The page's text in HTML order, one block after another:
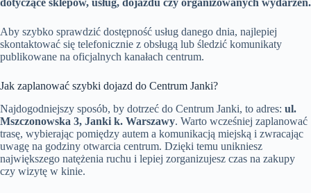
Aby szybko sprawdzić dostępność usług danego dnia, najlepiej
skontaktować się telefonicznie z obsługą lub śledzić komunikaty
publikowane na oficjalnych kanałach centrum.
Jak zaplanować szybki dojazd do Centrum Janki?
Najdogodniejszy sposób, by dotrzeć do Centrum Janki, to adres: ul.
Mszczonowska 3, Janki k. Warszawy. Warto wcześniej zaplanować
trasę, wybierając pomiędzy autem a komunikacją miejską i zwracając
uwagę na godziny otwarcia centrum. Dzięki temu unikniesz
największego natężenia ruchu i lepiej zorganizujesz czas na zakupy
czy wizytę w kinie.